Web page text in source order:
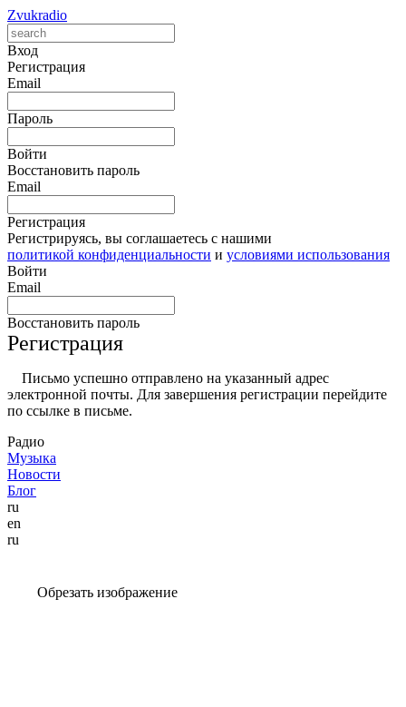
Zvukradio
Вход
Регистрация
Email
Пароль
Войти
Восстановить пароль
Email
Регистрация
Регистрируясь, вы соглашаетесь с нашими
политикой конфиденциальности и условиями использования
Войти
Email
Восстановить пароль
Регистрация
Письмо успешно отправлено на указанный адрес
электронной почты. Для завершения регистрации перейдите
по ссылке в письме.
Радио
Музыка
Новости
Блог
ru
en
ru
Обрезать изображение